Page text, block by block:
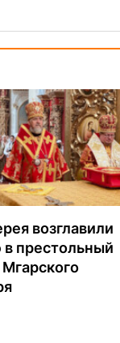
возглавили
престольный